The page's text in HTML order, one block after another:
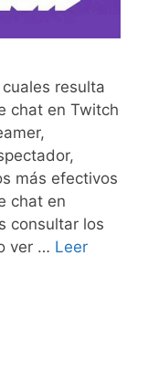
resulta
chat en Twitch
más efectivos
chat en
consultar los
ver … Leer